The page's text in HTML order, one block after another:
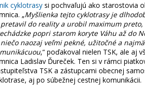
cyklotrasy si pochvaľujú ako starostovia
„Myšlienka tejto cyklotrasy je
do reality a urobil maximum
popri starom koryte Váhu až do
naozaj veľmi pekné, užitočné a
,“ poďakoval nielen TSK, ale aj
Ladislav Ďureček. Ten si v rámci
TSK a zástupcami obecnej
aj po súbežnej cestnej komunikácii.